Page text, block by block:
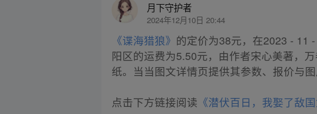
月下守护者
2024年12月10日 20:44
《谍海猎狼》 的定价为38元，在2023 - 11
阳区的运费为5.50元，由作者宋心美著，
纸。当当图文详情页提供其参数、报价与图
点击下方链接阅读 《潜伏百日，我娶了敌国